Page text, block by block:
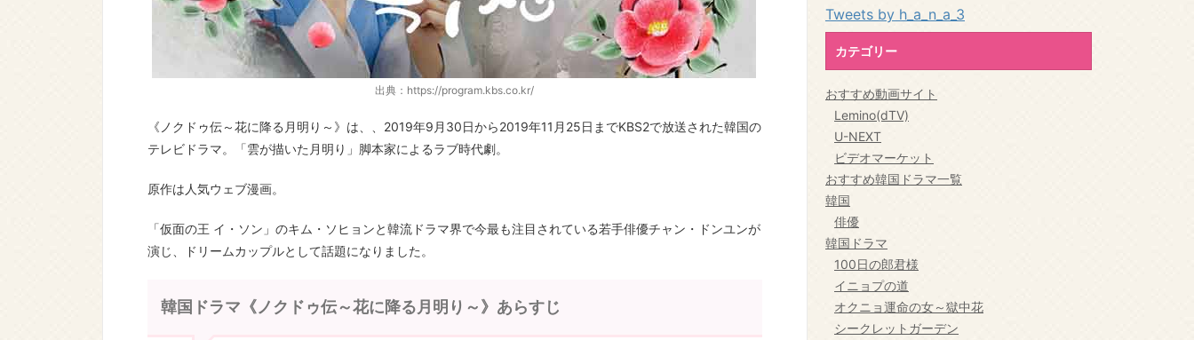
出典：https://program.kbs.co.kr/
《ノクドゥ伝～花に降る月明り～》は、、2019年9月30日から2019年11月25日までKBS2で放送された韓国の
テレビドラマ。「雲が描いた月明り」脚本家によるラブ時代劇。
原作は人気ウェブ漫画。
「仮面の王 イ・ソン」のキム・ソヒョンと韓流ドラマ界で今最も注目されている若手俳優チャン・ドンユンが
演じ、ドリームカップルとして話題になりました。
韓国ドラマ《ノクドゥ伝～花に降る月明り～》あらすじ
Tweets by h_a_n_a_3
カテゴリー
おすすめ動画サイト
Lemino(dTV)
U-NEXT
ビデオマーケット
おすすめ韓国ドラマ一覧
韓国
俳優
韓国ドラマ
100日の郎君様
イニョプの道
オクニョ運命の女～獄中花
シークレットガーデン